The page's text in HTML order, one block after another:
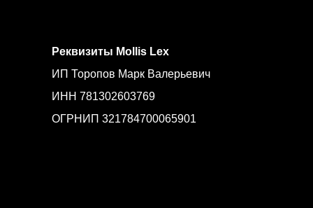
Реквизиты Mollis Lex
ИП Торопов Марк Валерьевич
ИНН 781302603769
ОГРНИП 321784700065901